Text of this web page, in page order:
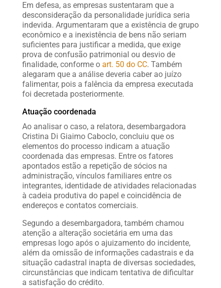
Em defesa, as empresas sustentaram que a
desconsideração da personalidade jurídica seria
indevida. Argumentaram que a existência de grupo
econômico e a inexistência de bens não seriam
suficientes para justificar a medida, que exige
prova de confusão patrimonial ou desvio de
finalidade, conforme o art. 50 do CC. Também
alegaram que a análise deveria caber ao juízo
falimentar, pois a falência da empresa executada
foi decretada posteriormente.
Atuação coordenada
Ao analisar o caso, a relatora, desembargadora
Cristina Di Giaimo Caboclo, concluiu que os
elementos do processo indicam a atuação
coordenada das empresas. Entre os fatores
apontados estão a repetição de sócios na
administração, vínculos familiares entre os
integrantes, identidade de atividades relacionadas
à cadeia produtiva do papel e coincidência de
endereços e contatos comerciais.
Segundo a desembargadora, também chamou
atenção a alteração societária em uma das
empresas logo após o ajuizamento do incidente,
além da omissão de informações cadastrais e da
situação cadastral inapta de diversas sociedades,
circunstâncias que indicam tentativa de dificultar
a satisfação do crédito.